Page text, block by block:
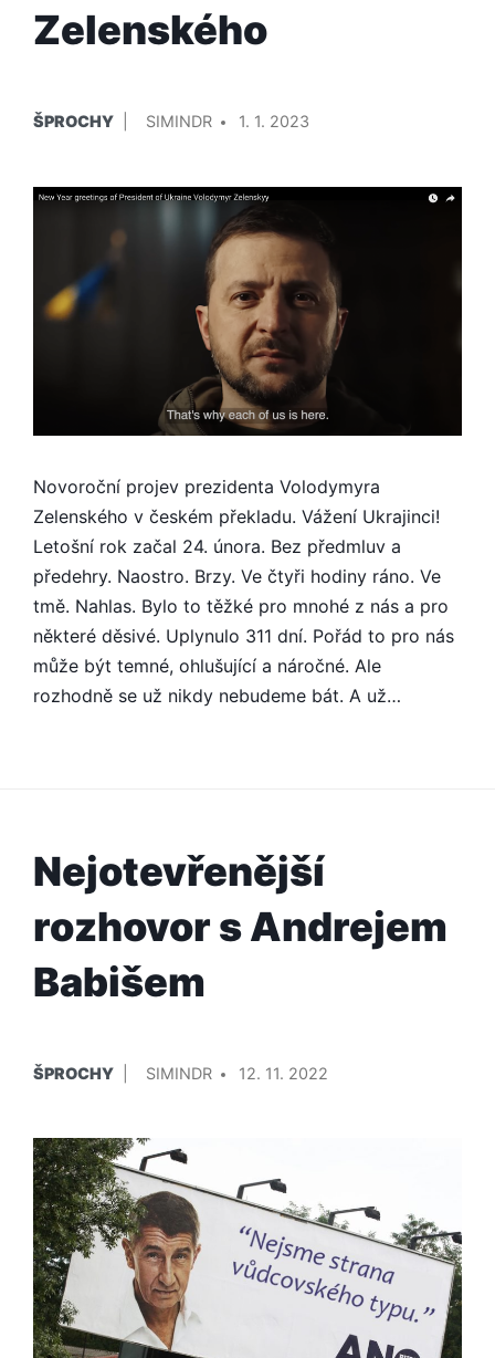
Zelenského
V
ŠPROCHY
SIMINDR
1. 1. 2023
Novoroční projev prezidenta Volodymyra
Zelenského v českém překladu. Vážení Ukrajinci!
Letošní rok začal 24. února. Bez předmluv a
předehry. Naostro. Brzy. Ve čtyři hodiny ráno. Ve
tmě. Nahlas. Bylo to těžké pro mnohé z nás a pro
některé děsivé. Uplynulo 311 dní. Pořád to pro nás
může být temné, ohlušující a náročné. Ale
rozhodně se už nikdy nebudeme bát. A už…
Nejotevřenější
rozhovor s Andrejem
Babišem
V
ŠPROCHY
SIMINDR
12. 11. 2022